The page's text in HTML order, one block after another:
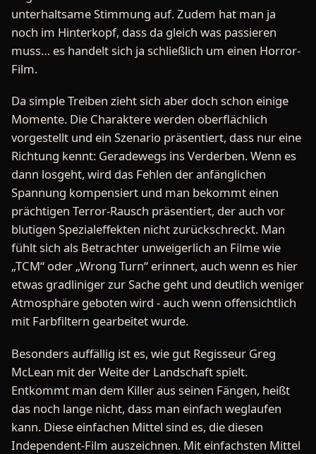
unterhaltsame Stimmung auf. Zudem hat man ja
noch im Hinterkopf, dass da gleich was passieren
muss… es handelt sich ja schließlich um einen Horror-
Film.
Da simple Treiben zieht sich aber doch schon einige
Momente. Die Charaktere werden oberflächlich
vorgestellt und ein Szenario präsentiert, dass nur eine
Richtung kennt: Geradewegs ins Verderben. Wenn es
dann losgeht, wird das Fehlen der anfänglichen
Spannung kompensiert und man bekommt einen
prächtigen Terror-Rausch präsentiert, der auch vor
blutigen Spezialeffekten nicht zurückschreckt. Man
fühlt sich als Betrachter unweigerlich an Filme wie
„TCM“ oder „Wrong Turn“ erinnert, auch wenn es hier
etwas gradliniger zur Sache geht und deutlich weniger
Atmosphäre geboten wird - auch wenn offensichtlich
mit Farbfiltern gearbeitet wurde.
Besonders auffällig ist es, wie gut Regisseur Greg
McLean mit der Weite der Landschaft spielt.
Entkommt man dem Killer aus seinen Fängen, heißt
das noch lange nicht, dass man einfach weglaufen
kann. Diese einfachen Mittel sind es, die diesen
Independent-Film auszeichnen. Mit einfachsten Mittel